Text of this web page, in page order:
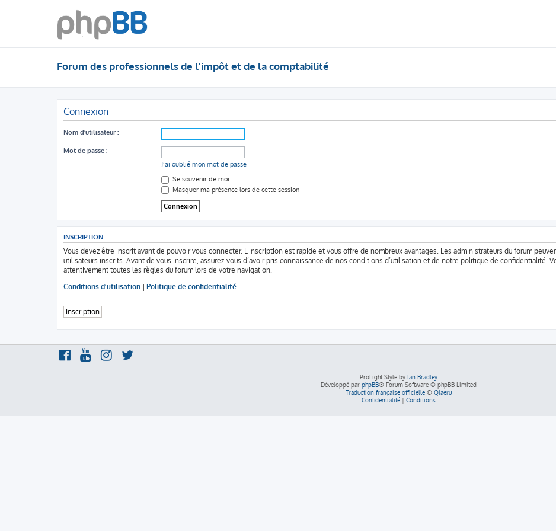
Forum des professionnels de l'impôt et de la comptabilité
Connexion
Nom d’utilisateur :
Mot de passe :
J’ai oublié mon mot de passe
Se souvenir de moi
Masquer ma présence lors de cette session
INSCRIPTION
Vous devez être inscrit avant de pouvoir vous connecter. L’inscription est rapide et vous offre de nombreux avantages. Les administrateurs du forum
utilisateurs inscrits. Avant de vous inscrire, assurez-vous d’avoir pris connaissance de nos conditions d’utilisation et de notre politique de confidentialité.
attentivement toutes les règles du forum lors de votre navigation.
Conditions d’utilisation | Politique de confidentialité
Inscription
ProLight Style by Ian Bradley
Développé par phpBB® Forum Software © phpBB Limited
Traduction française officielle© Qiaeru
Confidentialité| Conditions